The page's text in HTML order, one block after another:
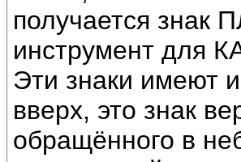
получается знак
инструмент для
Эти знаки имеют
вверх, это знак
обращённого в